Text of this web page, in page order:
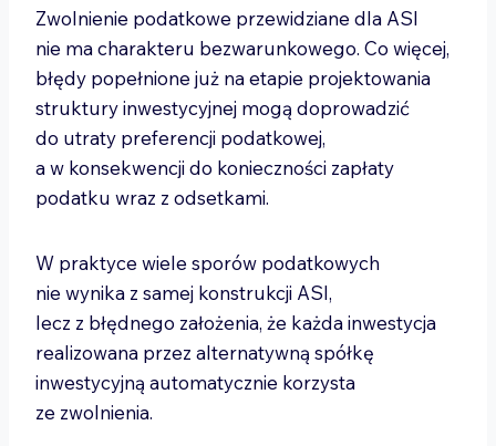
Zwolnienie podatkowe przewidziane dla ASI
nie ma charakteru bezwarunkowego. Co więcej,
błędy popełnione już na etapie projektowania
struktury inwestycyjnej mogą doprowadzić
do utraty preferencji podatkowej,
a w konsekwencji do konieczności zapłaty
podatku wraz z odsetkami.
W praktyce wiele sporów podatkowych
nie wynika z samej konstrukcji ASI,
lecz z błędnego założenia, że każda inwestycja
realizowana przez alternatywną spółkę
inwestycyjną automatycznie korzysta
ze zwolnienia.